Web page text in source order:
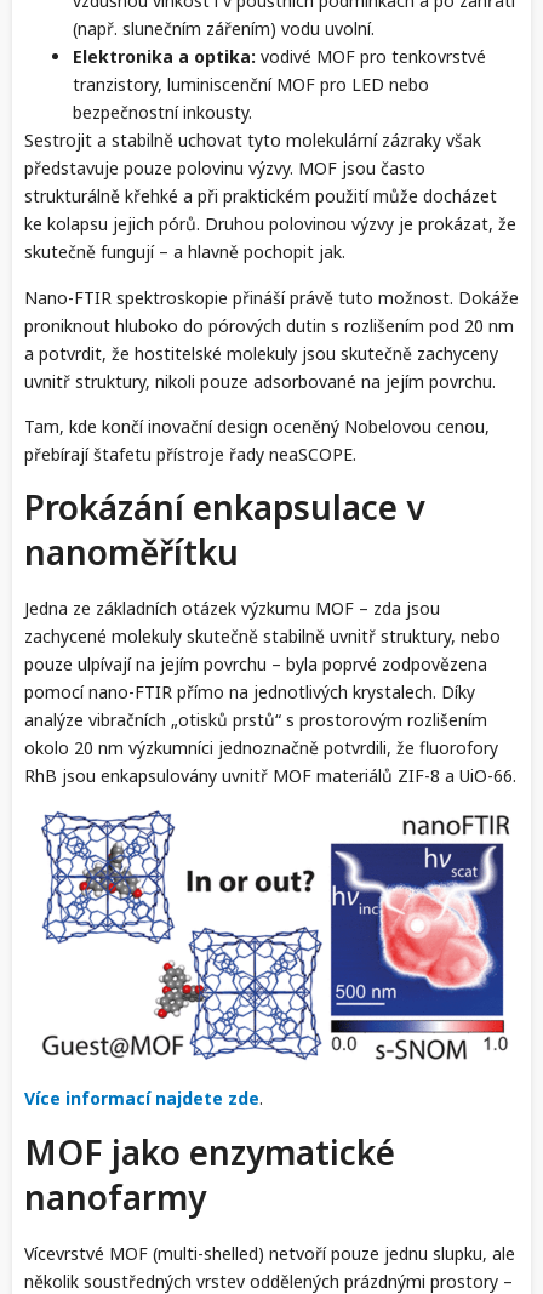
(např. slunečním zářením) vodu uvolní.
Elektronika a optika: vodivé MOF pro tenkovrstvé
tranzistory, luminiscenční MOF pro LED nebo
bezpečnostní inkousty.
Sestrojit a stabilně uchovat tyto molekulární zázraky však
představuje pouze polovinu výzvy. MOF jsou často
strukturálně křehké a při praktickém použití může docházet
ke kolapsu jejich pórů. Druhou polovinou výzvy je prokázat, že
skutečně fungují – a hlavně pochopit jak.
Nano-FTIR spektroskopie přináší právě tuto možnost. Dokáže
proniknout hluboko do pórových dutin s rozlišením pod 20 nm
a potvrdit, že hostitelské molekuly jsou skutečně zachyceny
uvnitř struktury, nikoli pouze adsorbované na jejím povrchu.
Tam, kde končí inovační design oceněný Nobelovou cenou,
přebírají štafetu přístroje řady neaSCOPE.
Prokázání enkapsulace v
nanoměřítku
Jedna ze základních otázek výzkumu MOF – zda jsou
zachycené molekuly skutečně stabilně uvnitř struktury, nebo
pouze ulpívají na jejím povrchu – byla poprvé zodpovězena
pomocí nano-FTIR přímo na jednotlivých krystalech. Díky
analýze vibračních „otisků prstů“ s prostorovým rozlišením
okolo 20 nm výzkumníci jednoznačně potvrdili, že fluorofory
RhB jsou enkapsulovány uvnitř MOF materiálů ZIF-8 a UiO-66.
Více informací najdete zde.
MOF jako enzymatické
nanofarmy
Vícevrstvé MOF (multi-shelled) netvoří pouze jednu slupku, ale
několik soustředných vrstev oddělených prázdnými prostory –